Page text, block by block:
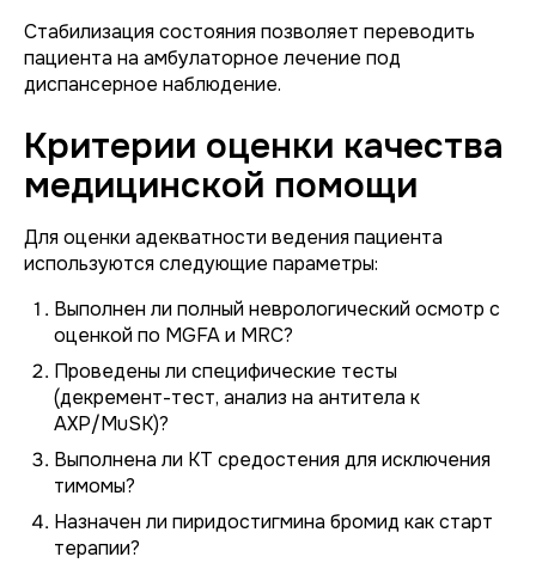
Стабилизация состояния позволяет переводить
пациента на амбулаторное лечение под
диспансерное наблюдение.
Критерии оценки качества
медицинской помощи
Для оценки адекватности ведения пациента
используются следующие параметры:
Выполнен ли полный неврологический осмотр с
оценкой по MGFA и MRC?
Проведены ли специфические тесты
(декремент-тест, анализ на антитела к
АХР/MuSK)?
Выполнена ли КТ средостения для исключения
тимомы?
Назначен ли пиридостигмина бромид как старт
терапии?